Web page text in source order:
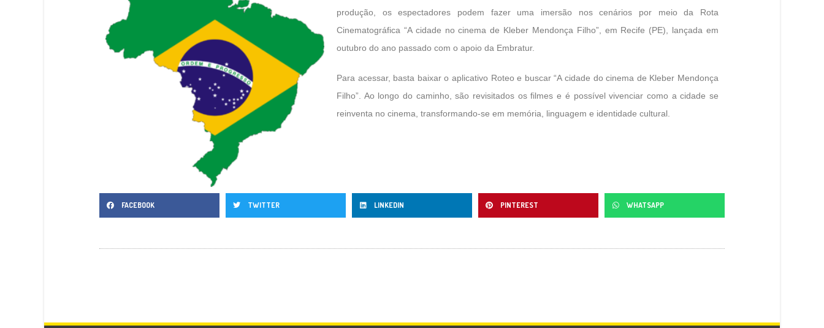
produção, os espectadores podem fazer uma imersão nos cenários por meio da Rota
Cinematográfica “A cidade no cinema de Kleber Mendonça Filho”, em Recife (PE), lançada em
outubro do ano passado com o apoio da Embratur.
Para acessar, basta baixar o aplicativo Roteo e buscar “A cidade do cinema de Kleber Mendonça
Filho”. Ao longo do caminho, são revisitados os filmes e é possível vivenciar como a cidade se
reinventa no cinema, transformando-se em memória, linguagem e identidade cultural.
FACEBOOK TWITTER LINKEDIN PINTEREST WHATSAPP